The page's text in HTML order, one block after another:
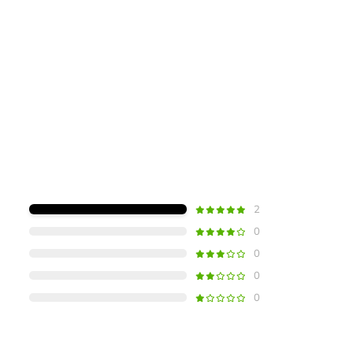
2
0
0
0
0